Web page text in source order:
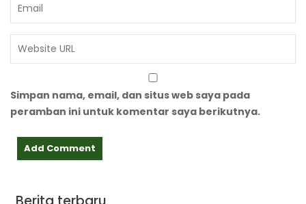
Simpan nama, email, dan situs web saya pada
peramban ini untuk komentar saya berikutnya.